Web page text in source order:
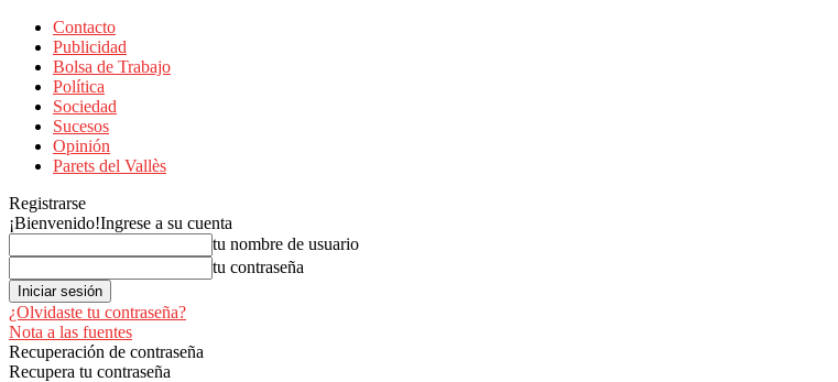
Contacto
Publicidad
Bolsa de Trabajo
Política
Sociedad
Sucesos
Opinión
Parets del Vallès
Registrarse
¡Bienvenido!Ingrese a su cuenta
tu nombre de usuario
tu contraseña
¿Olvidaste tu contraseña?
Nota a las fuentes
Recuperación de contraseña
Recupera tu contraseña